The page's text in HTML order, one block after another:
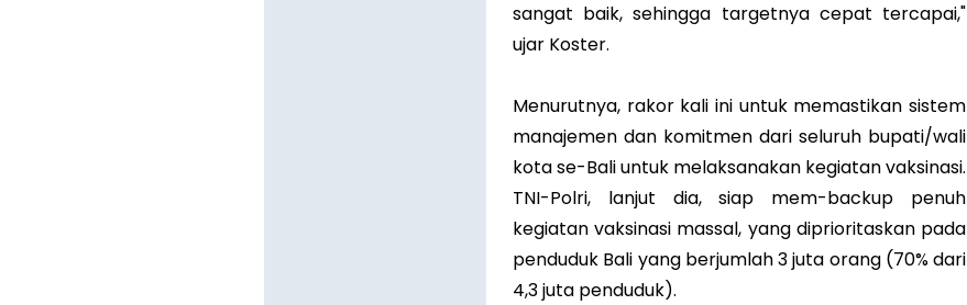
sangat baik, sehingga targetnya cepat tercapai,"
ujar Koster.
Menurutnya, rakor kali ini untuk memastikan sistem
manajemen dan komitmen dari seluruh bupati/wali
kota se-Bali untuk melaksanakan kegiatan vaksinasi.
TNI-Polri, lanjut dia, siap mem-backup penuh
kegiatan vaksinasi massal, yang diprioritaskan pada
penduduk Bali yang berjumlah 3 juta orang (70% dari
4,3 juta penduduk).